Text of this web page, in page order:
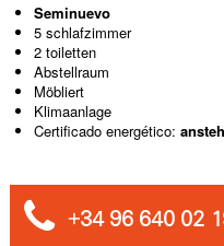
Seminuevo
5 schlafzimmer
2 toiletten
Abstellraum
Möbliert
Klimaanlage
Certificado energético:
+34 96 640 02